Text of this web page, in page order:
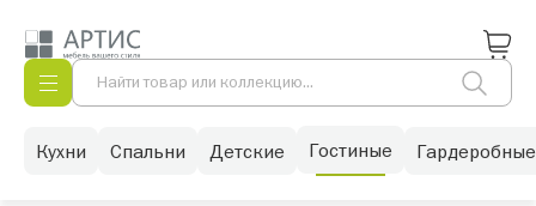
Кухни Спальни Детские Гостиные Гардеробные